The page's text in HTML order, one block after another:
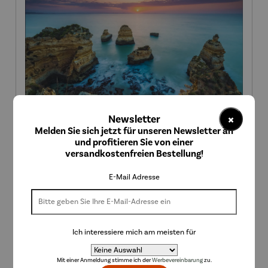
Regulärer Preis:
28,00 €
×
Newsletter
Melden Sie sich jetzt für unseren Newsletter an
und profitieren Sie von einer
versandkostenfreien Bestellung!
E-Mail Adresse
Ich interessiere mich am meisten für
Mit einer Anmeldung stimme ich derWerbevereinbarungzu.